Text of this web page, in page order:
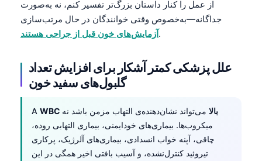
از عمل را کنار داستان بزرگ‌تر تفسیر کنم، نه به‌صورت
جداگانه—به‌خصوص وقتی خوانندگان در حال مرتب‌سازی
آزمایش‌های خون قبل از جراحی هستند.
علل پزشکی کمتر آشکار برای افزایش تعداد
گلبول‌های سفید خون
A WBC بالا می‌تواند نشان‌دهنده‌ی التهاب مزمن باشد نه
میکروب‌ها. بیماری‌های خودایمنی، بیماری التهابی روده،
چاقی، آپنه خواب انسدادی، بیماری‌های آلرژیک، پرکاری
تیروئید کنترل‌نشده، و آسیب بافتی اخیر همگی در این